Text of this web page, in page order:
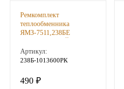
ЗИЛ
ВАЗ
МАЗ
КАМАЗ
Ремкомплект
теплообменника
ЯМЗ-7511,238БЕ
шт
Артикул:
238Б-1013600РК
490 ₽